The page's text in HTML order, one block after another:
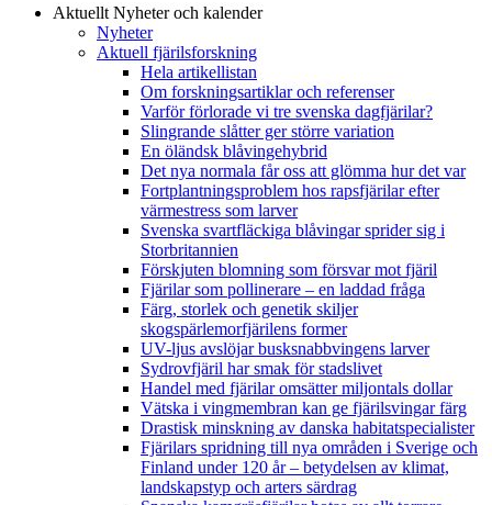
Aktuellt Nyheter och kalender
Nyheter
Aktuell fjärilsforskning
Hela artikellistan
Om forskningsartiklar och referenser
Varför förlorade vi tre svenska dagfjärilar?
Slingrande slåtter ger större variation
En öländsk blåvingehybrid
Det nya normala får oss att glömma hur det var
Fortplantningsproblem hos rapsfjärilar efter
värmestress som larver
Svenska svartfläckiga blåvingar sprider sig i
Storbritannien
Förskjuten blomning som försvar mot fjäril
Fjärilar som pollinerare – en laddad fråga
Färg, storlek och genetik skiljer
skogspärlemorfjärilens former
UV-ljus avslöjar busksnabbvingens larver
Sydrovfjäril har smak för stadslivet
Handel med fjärilar omsätter miljontals dollar
Vätska i vingmembran kan ge fjärilsvingar färg
Drastisk minskning av danska habitatspecialister
Fjärilars spridning till nya områden i Sverige och
Finland under 120 år– betydelsen av klimat,
landskapstyp och arters särdrag